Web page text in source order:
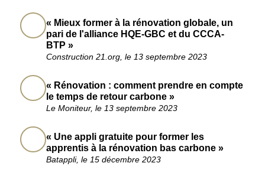
« Mieux former à la rénovation globale, un
pari de l'alliance HQE-GBC et du CCCA-
BTP »
Construction 21.org, le 13 septembre 2023
« Rénovation : comment prendre en compte
le temps de retour carbone »
Le Moniteur, le 13 septembre 2023
« Une appli gratuite pour former les
apprentis à la rénovation bas carbone »
Batappli, le 15 décembre 2023